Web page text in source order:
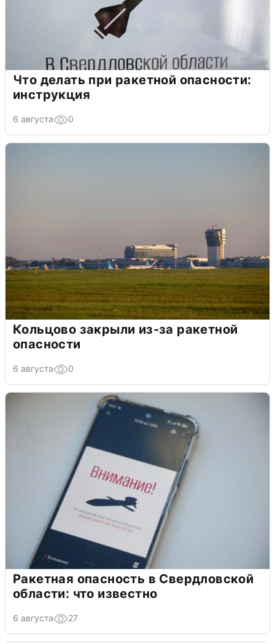
Что делать при ракетной опасности:
инструкция
6 августа 0
Кольцово закрыли из-за ракетной
опасности
6 августа 0
Ракетная опасность в Свердловской
области: что известно
6 августа 27